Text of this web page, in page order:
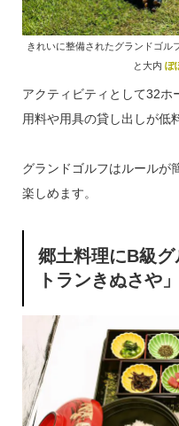
きれいに整備されたグランドゴ
と大内 ぽ
アクティビティとして32ホ
用料や用具の貸し出しが低
グランドゴルフはルールが
楽しめます。
郷土料理にB級
トランきぬさや」